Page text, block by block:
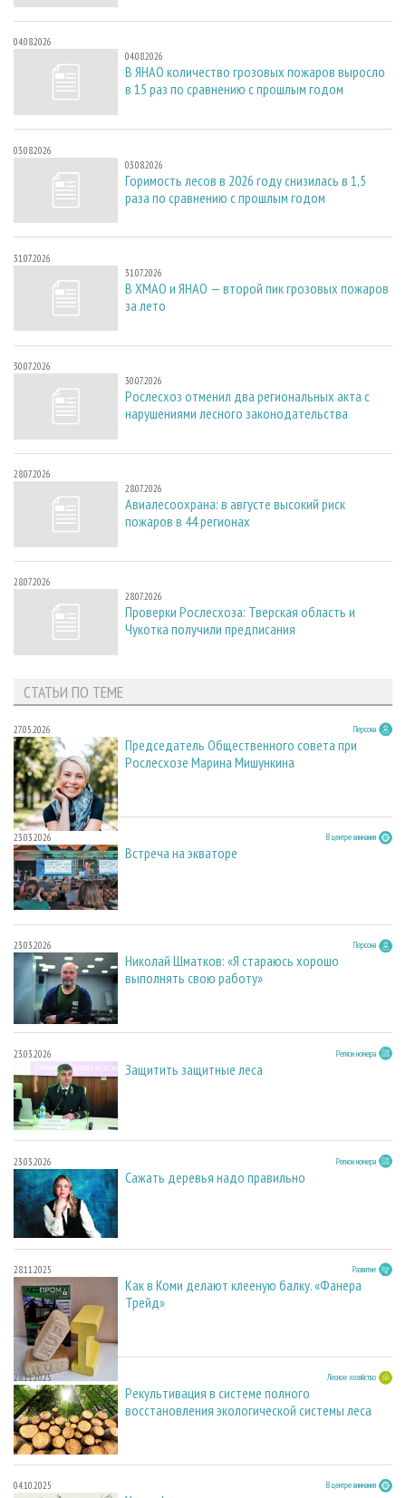
04.08.2026
04.08.2026
В ЯНАО количество грозовых пожаров выросло
в 15 раз по сравнению с прошлым годом
03.08.2026
03.08.2026
Горимость лесов в 2026 году снизилась в 1,5
раза по сравнению с прошлым годом
31.07.2026
31.07.2026
В ХМАО и ЯНАО — второй пик грозовых пожаров
за лето
30.07.2026
30.07.2026
Рослесхоз отменил два региональных акта с
нарушениями лесного законодательства
28.07.2026
28.07.2026
Авиалесоохрана: в августе высокий риск
пожаров в 44 регионах
28.07.2026
28.07.2026
Проверки Рослесхоза: Тверская область и
Чукотка получили предписания
СТАТЬИ ПО ТЕМЕ
27.05.2026 Персона
Председатель Общественного совета при
Рослесхозе Марина Мишункина
23.03.2026 В центре внимания
Встреча на экваторе
23.03.2026 Персона
Николай Шматков: «Я стараюсь хорошо
выполнять свою работу»
23.03.2026 Регион номера
Защитить защитные леса
23.03.2026 Регион номера
Сажать деревья надо правильно
28.11.2025 Развитие
Как в Коми делают клееную балку. «Фанера
Трейд»
28.11.2025 Лесное хозяйство
Рекультивация в системе полного
восстановления экологической системы леса
04.10.2025 В центре внимания